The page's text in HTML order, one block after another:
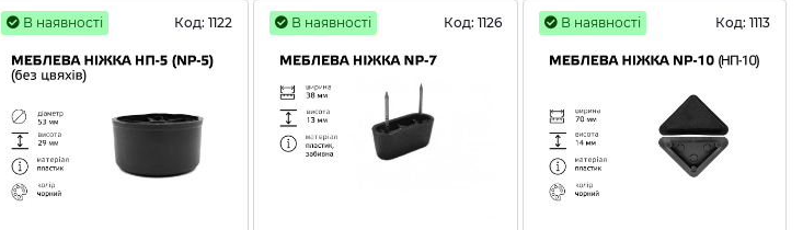
В наявності Код: 1122 В наявності Код: 1126 В наявності Код: 1113